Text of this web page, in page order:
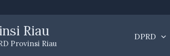
Riau
Provinsi Riau
DPRD